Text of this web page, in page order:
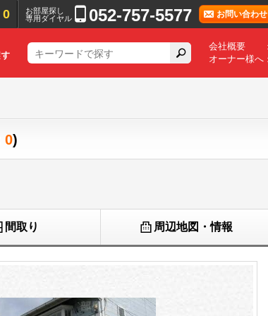
0
お部屋探し
専用ダイヤル
052-757-5577 お問い合わせ
会社概要
オーナー様へ
0)
間取り 周辺地図・情報